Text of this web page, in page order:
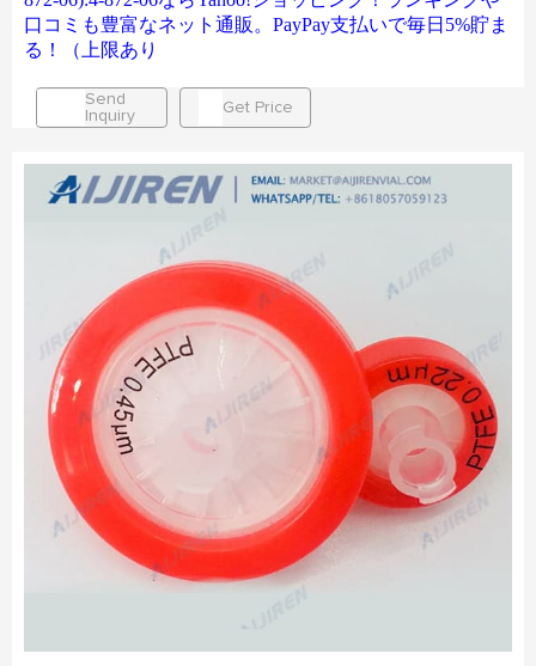
口コミも豊富なネット通販。PayPay支払いで毎日5%貯ま
る！（上限あり
Send
Inquiry
Get Price